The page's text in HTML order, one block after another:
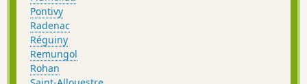
Pontivy
Radenac
Réguiny
Remungol
Rohan